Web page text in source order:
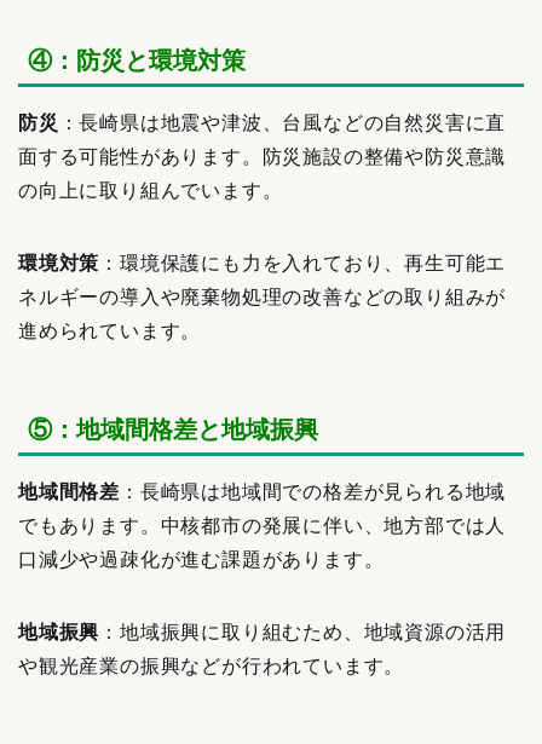
④：防災と環境対策
防災 ：長崎県は地震や津波、台風などの自然災害に直
面する可能性があります。防災施設の整備や防災意識
の向上に取り組んでいます。
環境対策 ：環境保護にも力を入れており、再生可能エ
ネルギーの導入や廃棄物処理の改善などの取り組みが
進められています。
⑤：地域間格差と地域振興
地域間格差 ：長崎県は地域間での格差が見られる地域
でもあります。中核都市の発展に伴い、地方部では人
口減少や過疎化が進む課題があります。
地域振興 ：地域振興に取り組むため、地域資源の活用
や観光産業の振興などが行われています。